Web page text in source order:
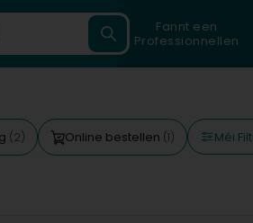
Fannt een
Professionnellen
(2) Online bestellen (1) Méi